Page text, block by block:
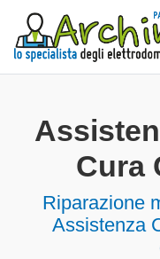
Cura
Riparazione
Assistenza